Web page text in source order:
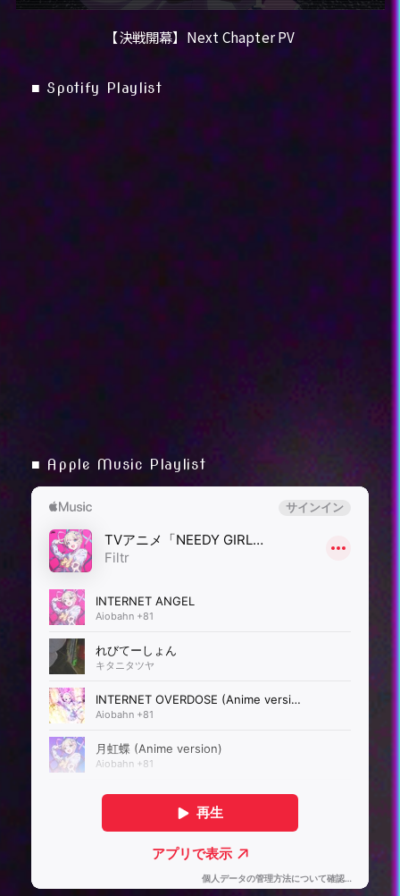
当選はございません。
ご応募は日本国内にお住まいの方に限らせていただきます。
当選者の発表は、TVアニメ「NEEDY GIRL OVERDOSE」公式Xアカ
レクトメッセージ内の当選者情報入力フォームのURLにアクセス
場合、当選人数は上記記載の数に達しないことがあります。
当社は、当選者にご提供いただいたこれらの情報を賞品送付、およ
び賞品送付に必要な諸連絡のためにのみ使用し、その他の目的には
一切使用いたしません。
当選者や結果に関するお問い合わせにはお答えいたしかねます。
賞品の譲渡・売買は禁止です。
当選の権利を譲渡することはできません。
応募者の情報の取り扱いについて
を、応募条件を満たしていることの確認、応募者へのご連絡、本キャ
ンペーンの運営に関する目的のために利用するほか、今後の商品開
発・サービス向上およびキャンペーン実施の検討の目的で、当該目的
に必要な範囲に限り利用する場合があります。なお、当社は、応募者
の個人情報の流出・漏えいの防止、その他個人情報の安全管理のため
に必要かつ適切な処置を講じるものとし、法令等に基づく正当な理由
がある場合を除き、応募者の同意なしに目的外での利用および第三者
（業務委託先を除く）への提供はいたしません。
当キャンペーンに関するお問い合わせ先
本キャンペーンに関するお問い合わせ先は下記窓口までお願いいたし
ます。
【決戦開幕】Next Chapter PV
■ Spotify Playlist
■ Apple Music Playlist